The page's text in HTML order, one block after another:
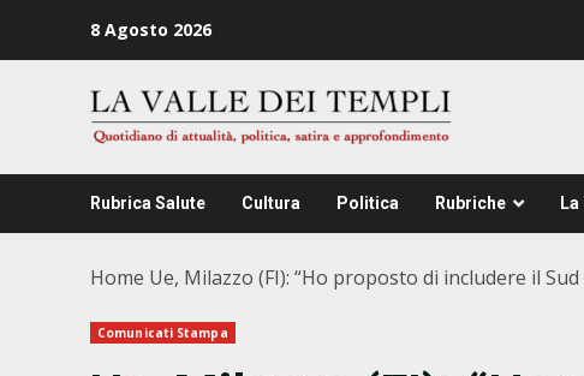
8 Agosto 2026
Rubrica Salute Cultura Politica Rubriche
Home Ue, Milazzo (FI): “Ho proposto di includere il
Comunicati Stampa